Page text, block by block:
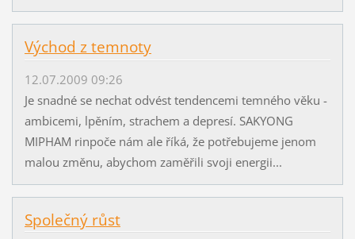
Východ z temnoty
12.07.2009 09:26
Je snadné se nechat odvést tendencemi temného věku -
ambicemi, lpěním, strachem a depresí. SAKYONG
MIPHAM rinpoče nám ale říká, že potřebujeme jenom
malou změnu, abychom zaměřili svoji energii...
Společný růst